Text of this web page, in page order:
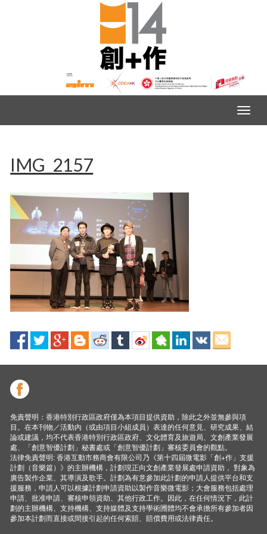
IMG_2157
免責聲明：香港特別行政區政府僅為本項目提供資助，除此之外並無參與項
目。在本刊物／活動內（或由項目小組成員）表達的任何意見、研究成果、結
論或建議，均不代表香港特別行政區政府、文化體育及旅遊局、文創產業發展
處、「創意智優計劃」秘書處或「創意智優計劃」審核委員會的觀點。
法律免責聲明: 香港互動市務商會有限公司乃《第十四屆微電影「創+作」支援
計劃（音樂篇）》的主辦機構，計劃現正向文創產業發展處申請資助， 對象為
廣告製作企業、其導演及歌手。計劃為有意參加此計劃的申請人提供平台和支
援服務，申請人可以根據計劃申請資助以製作音樂微電影；大會服務包括處理
申請、批准申請、審核申領資助、其他行政工作。因此，在任何情況下，此計
劃的主辦機構、支持機構、支持媒體及支持學術圑體均不會承擔所有參加者因
參加本計劃而直接或間接引起的任何索賠、賠償費用或法律責任。